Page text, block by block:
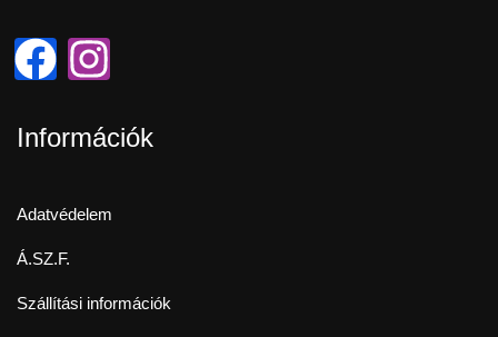
Információk
Adatvédelem
Á.SZ.F.
Szállítási információk